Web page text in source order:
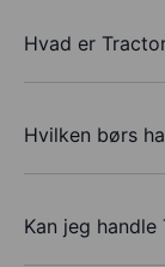
Hvad er
Hvilken børs
Kan jeg